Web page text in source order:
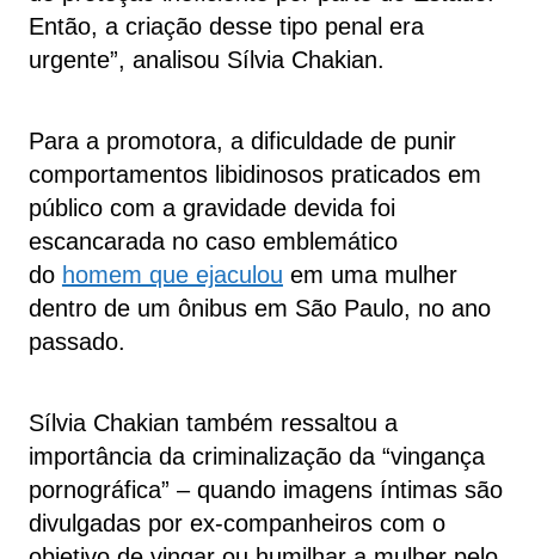
Então, a criação desse tipo penal era
urgente”, analisou Sílvia Chakian.
Para a promotora, a dificuldade de punir
comportamentos libidinosos praticados em
público com a gravidade devida foi
escancarada no caso emblemático
do homem que ejaculou em uma mulher
dentro de um ônibus em São Paulo, no ano
passado.
Sílvia Chakian também ressaltou a
importância da criminalização da “vingança
pornográfica” – quando imagens íntimas são
divulgadas por ex-companheiros com o